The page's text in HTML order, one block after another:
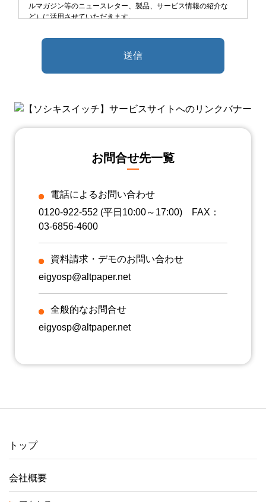
ルマガジン等のニュースレター、製品、サービス情報の紹介な
ど）に活用させていただきます。
取得した個人情報は、本人の同意がある場合または法令に基づく
場合を除き、株式会社情報基盤開発以外の第三者に開示・提供す
います。委託する際は、個人情報の安全管理が図られるよう、委
託先に対して必要かつ適切な監督を行います。
６）個人情報の開示等の請求
正、追加、削除、利用の停止、消去又は提供の拒否（以下、「開
示等」という）、苦情・ご相談の請求は下記までご連絡下さい。
〒113-0034 東京都文京区湯島4-1-11 南山堂ビル3階
７）個人情報を提供されることの任意性について
情報基盤開発が必要として指定した情報をご提供いただけない場
合、適切な対応ができない場合があります。
を取得します。
取得した個人情報は、個人情報の取扱いに関する法令、国が定め
https://www.altpaper.net/privacy/
取扱いを行います。
お問合せ先一覧
電話によるお問い合わせ
0120-922-552 (平日10:00～17:00) FAX：
03-6856-4600
資料請求・デモのお問い合わせ
eigyosp@altpaper.net
全般的なお問合せ
eigyosp@altpaper.net
トップ
会社概要